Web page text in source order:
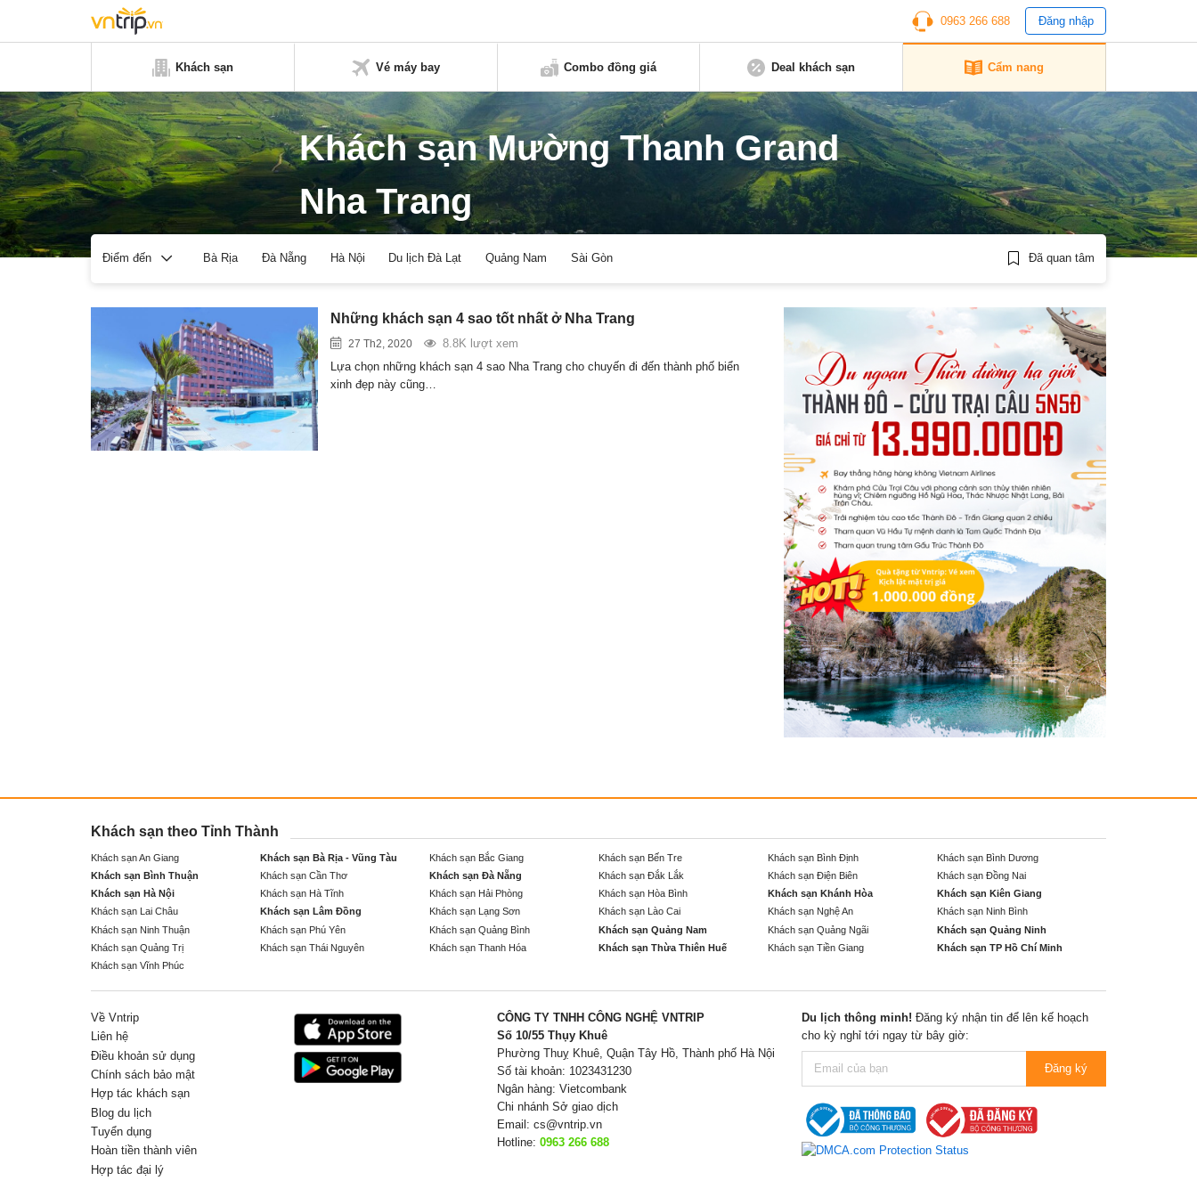
0963 266 688 Đăng nhập
Khách sạn Vé máy bay Combo đồng giá Deal khách sạn Cẩm nang
Khách sạn Mường Thanh Grand
Nha Trang
Điểm đến Bà Rịa Đà Nẵng Hà Nội Du lịch Đà Lạt Quảng Nam Sài Gòn Đã quan tâm
Những khách sạn 4 sao tốt nhất ở Nha Trang
27 Th2, 2020
8.8K lượt xem
Lựa chọn những khách sạn 4 sao Nha Trang cho chuyến đi đến thành phố biển
xinh đẹp này cũng…
Khách sạn theo Tỉnh Thành
Khách sạn An Giang Khách sạn Bà Rịa - Vũng Tàu Khách sạn Bắc Giang Khách sạn Bến Tre Khách sạn Bình Định
Khách sạn Bình Dương
Khách sạn Bình Thuận
Khách sạn Cần Thơ Khách sạn Đà Nẵng Khách sạn Đắk Lắk Khách sạn Điện Biên
Khách sạn Đồng Nai
Khách sạn Hà Nội
Khách sạn Hà Tĩnh Khách sạn Hải Phòng Khách sạn Hòa Bình Khách sạn Khánh Hòa
Khách sạn Kiên Giang
Khách sạn Lai Châu
Khách sạn Lâm Đồng Khách sạn Lạng Sơn Khách sạn Lào Cai Khách sạn Nghệ An
Khách sạn Ninh Bình
Khách sạn Ninh Thuận
Khách sạn Phú Yên Khách sạn Quảng Bình Khách sạn Quảng Nam Khách sạn Quảng Ngãi
Khách sạn Quảng Ninh
Khách sạn Quảng Trị
Khách sạn Thái Nguyên Khách sạn Thanh Hóa Khách sạn Thừa Thiên Huế Khách sạn Tiền Giang
Khách sạn TP Hồ Chí Minh
Khách sạn Vĩnh Phúc
Về Vntrip
Liên hệ
Điều khoản sử dụng
Chính sách bảo mật
Hợp tác khách sạn
Blog du lịch
Tuyển dụng
Hoàn tiền thành viên
Hợp tác đại lý
CÔNG TY TNHH CÔNG NGHỆ VNTRIP
Số 10/55 Thụy Khuê
Phường Thuỵ Khuê, Quận Tây Hồ, Thành phố Hà Nội
Số tài khoản: 1023431230
Ngân hàng: Vietcombank
Chi nhánh Sở giao dịch
Email: cs@vntrip.vn
Hotline: 0963 266 688
Du lịch thông minh! Đăng ký nhận tin để lên kế hoạch
cho kỳ nghỉ tới ngay từ bây giờ:
Đăng ký